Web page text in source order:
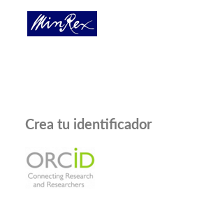
Crea tu identificador